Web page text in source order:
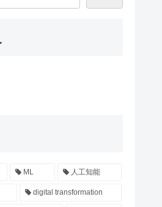
ML 人工知能
digital transformation